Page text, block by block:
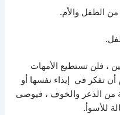
من الطفل والأم.
، فلن تستطيع الأمهات
تفكر في إيذاء نفسها أو
من الذعر والخوف ، فيوصى
للأسوأ.